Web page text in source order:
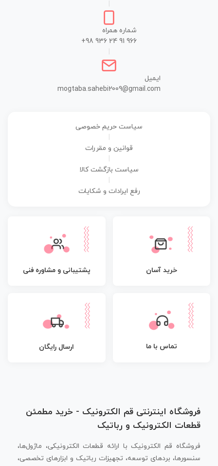
شماره همراه
+98 936 24 91 966
ایمیل
mogtaba.sahebi2009@gmail.com
سیاست حریم خصوصی
قوانین و مقررات
سیاست بازگشت کالا
رفع ایرادات و شکایات
خرید آسان پشتیبانی و مشاوره فنی
تماس با ما ارسال رایگان
فروشگاه اینترنتی قم الکترونیک - خرید مطمئن
قطعات الکترونیک و رباتیک
فروشگاه قم الکترونیک با ارائه قطعات الکترونیکی، ماژول‌ها،
سنسورها، بردهای توسعه، تجهیزات رباتیک و ابزارهای تخصصی،